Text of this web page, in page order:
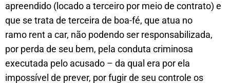
apreendido (locado a terceiro por meio de contrato) e
que se trata de terceira de boa-fé, que atua no
ramo rent a car, não podendo ser responsabilizada,
por perda de seu bem, pela conduta criminosa
executada pelo acusado – da qual era por ela
impossível de prever, por fugir de seu controle os